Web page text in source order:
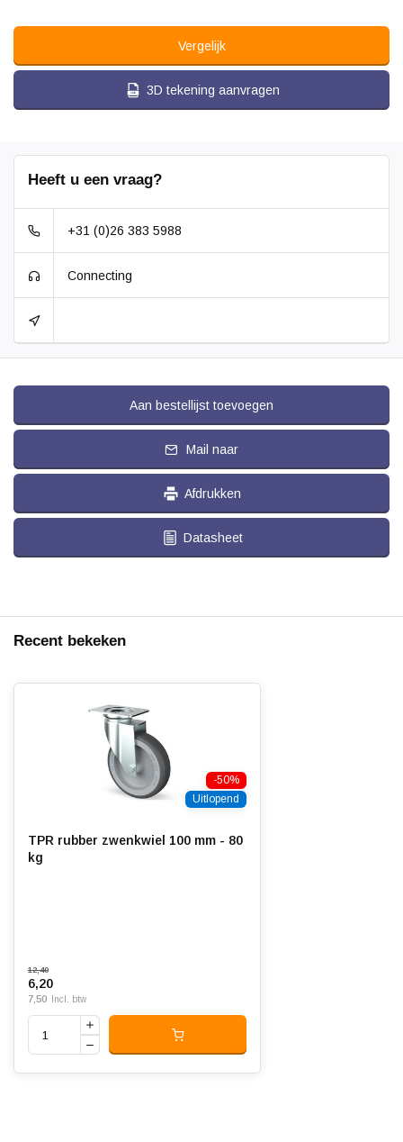
Vergelijk
3D tekening aanvragen
Heeft u een vraag?
+31 (0)26 383 5988
Connecting
Aan bestellijst toevoegen
Mail naar
Afdrukken
Datasheet
Recent bekeken
-50%
Uitlopend
TPR rubber zwenkwiel 100 mm - 80
kg
12,40
6,20
7,50 Incl. btw